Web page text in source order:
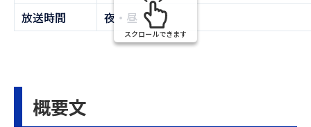
放送時間
夜・昼
スクロールできます
概要文